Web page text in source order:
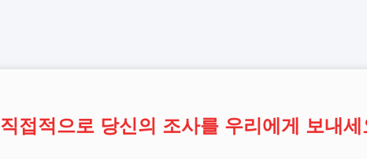
직접적으로 당신의 조사를 우리에게 보내세